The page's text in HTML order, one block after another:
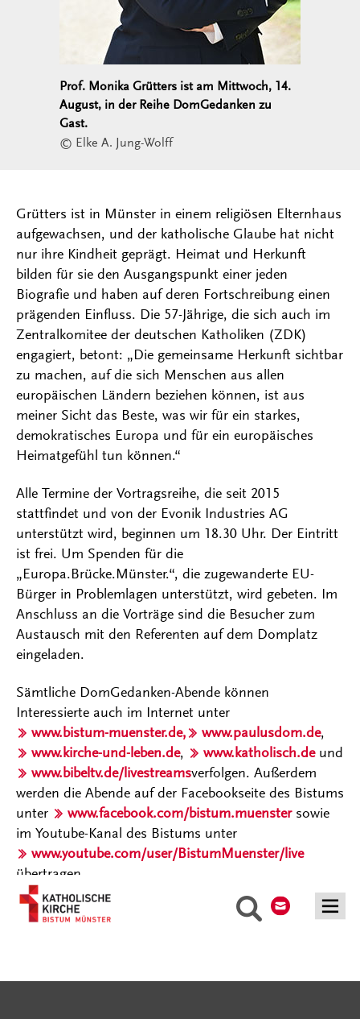
Suche
Prof. Monika Grütters ist am Mittwoch, 14.
August, in der Reihe DomGedanken zu
Gast.
© Elke A. Jung-Wolff
Grütters ist in Münster in einem religiösen Elternhaus
aufgewachsen, und der katholische Glaube hat nicht
nur ihre Kindheit geprägt. Heimat und Herkunft
bilden für sie den Ausgangspunkt einer jeden
Biografie und haben auf deren Fortschreibung einen
prägenden Einfluss. Die 57-Jährige, die sich auch im
Zentralkomitee der deutschen Katholiken (ZDK)
engagiert, betont: „Die gemeinsame Herkunft sichtbar
zu machen, auf die sich Menschen aus allen
europäischen Ländern beziehen können, ist aus
meiner Sicht das Beste, was wir für ein starkes,
demokratisches Europa und für ein europäisches
Heimatgefühl tun können.“
Alle Termine der Vortragsreihe, die seit 2015
stattfindet und von der Evonik Industries AG
unterstützt wird, beginnen um 18.30 Uhr. Der Eintritt
ist frei. Um Spenden für die
„Europa.Brücke.Münster.“, die zugewanderte EU-
Bürger in Problemlagen unterstützt, wird gebeten. Im
Anschluss an die Vorträge sind die Besucher zum
Austausch mit den Referenten auf dem Domplatz
eingeladen.
Sämtliche DomGedanken-Abende können
Interessierte auch im Internet unter
www.bistum-muenster.de,
www.paulusdom.de,
www.kirche-und-leben.de, www.katholisch.deund
www.bibeltv.de/livestreamsverfolgen. Außerdem
werden die Abende auf der Facebookseite des Bistums
unter
www.facebook.com/bistum.muenstersowie
im Youtube-Kanal des Bistums unter
www.youtube.com/user/BistumMuenster/live
übertragen.